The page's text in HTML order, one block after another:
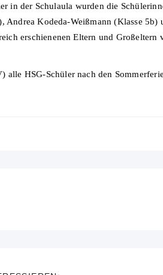
in der Schulaula wurden die
Kodeda-Weißmann (Klasse 5b)
erschienenen Eltern und Großeltern
HSG-Schüler nach den